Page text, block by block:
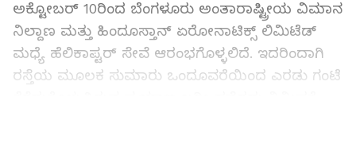
ಅಕ್ಟೋಬರ್‌ 10ರಿಂದ ಬೆಂಗಳೂರು ಅಂತಾರಾಷ್ಟ್ರೀಯ ವಿಮಾನ
ನಿಲ್ದಾಣ ಮತ್ತು ಹಿಂದೂಸ್ತಾನ್‌ ಏರೋನಾಟಿಕ್ಸ್‌ ಲಿಮಿಟೆಡ್‌
ಮಧ್ಯೆ ಹೆಲಿಕಾಪ್ಟರ್‌ ಸೇವೆ ಆರಂಭಗೊಳ್ಳಲಿದೆ. ಇದರಿಂದಾಗಿ
ರಸ್ತೆಯ ಮೂಲಕ ಸುಮಾರು ಒಂದೂವರೆಯಿಂದ ಎರಡು ಗಂಟೆ